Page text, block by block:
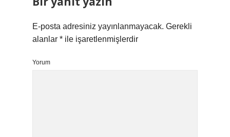
E-posta adresiniz yayınlanmayacak. Gerekli
alanlar * ile işaretlenmişlerdir
Yorum